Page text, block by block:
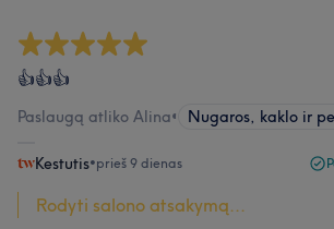
👍👍👍
Paslaugą atliko Alina• Nugaros, kaklo ir
Kestutis•prieš 9 dienas
Rodyti salono atsakymą...